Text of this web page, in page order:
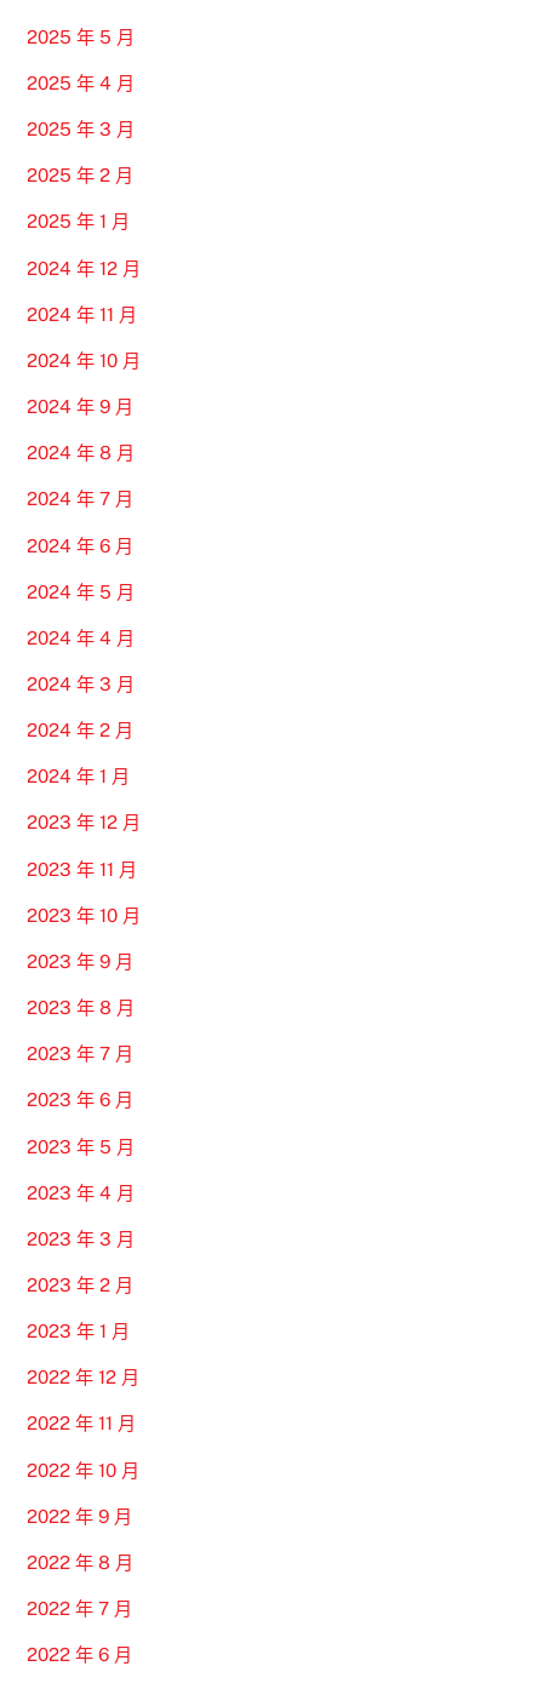
2025 年 5 月
2025 年 4 月
2025 年 3 月
2025 年 2 月
2025 年 1 月
2024 年 12 月
2024 年 11 月
2024 年 10 月
2024 年 9 月
2024 年 8 月
2024 年 7 月
2024 年 6 月
2024 年 5 月
2024 年 4 月
2024 年 3 月
2024 年 2 月
2024 年 1 月
2023 年 12 月
2023 年 11 月
2023 年 10 月
2023 年 9 月
2023 年 8 月
2023 年 7 月
2023 年 6 月
2023 年 5 月
2023 年 4 月
2023 年 3 月
2023 年 2 月
2023 年 1 月
2022 年 12 月
2022 年 11 月
2022 年 10 月
2022 年 9 月
2022 年 8 月
2022 年 7 月
2022 年 6 月